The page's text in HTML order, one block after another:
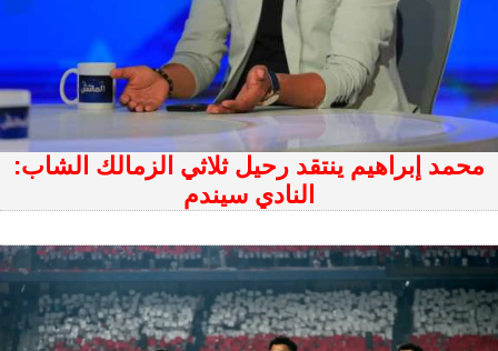
محمد إبراهيم ينتقد رحيل ثلاثي الزمالك الشاب:
النادي سيندم